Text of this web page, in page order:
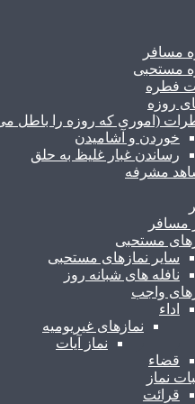
مسافر
مستحبی
فطره
روزه
(اموری که روزه را باطل
خوردن و آشامیدن
رساندن غبار غلیظ به حلق
مشرفه
مسافر
مستحبی
سایر نمازهای مستحبی
نافله های شبانه روز
واجب
اداء
نمازهای غیریومیه
نماز آیات
قضاء
نماز
قرائت